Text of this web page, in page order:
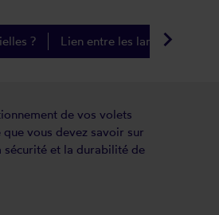
? Lien entre les lames et les
keyboard_arrow_right
de vos volets
vous devez savoir sur
et la durabilité de